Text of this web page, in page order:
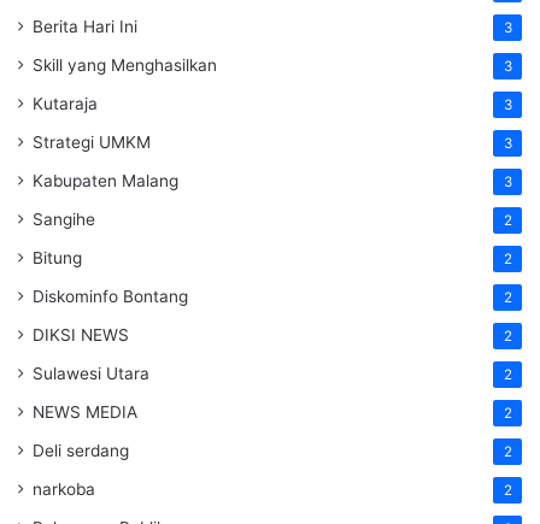
Berita Hari Ini 3
Skill yang Menghasilkan 3
Kutaraja 3
Strategi UMKM 3
Kabupaten Malang 3
Sangihe 2
Bitung 2
Diskominfo Bontang 2
DIKSI NEWS 2
Sulawesi Utara 2
NEWS MEDIA 2
Deli serdang 2
narkoba 2